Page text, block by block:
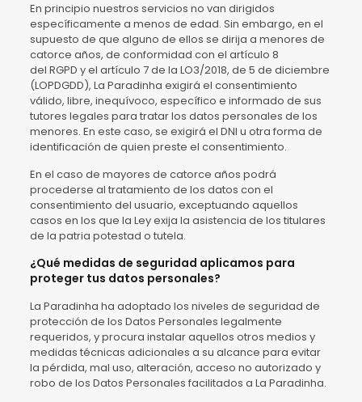
En principio nuestros servicios no van dirigidos
específicamente a menos de edad. Sin embargo, en el
supuesto de que alguno de ellos se dirija a menores de
catorce años, de conformidad con el artículo 8
del RGPD y el artículo 7 de la LO3/2018, de 5 de diciembre
(LOPDGDD), La Paradinha exigirá el consentimiento
válido, libre, inequívoco, específico e informado de sus
tutores legales para tratar los datos personales de los
menores. En este caso, se exigirá el DNI u otra forma de
identificación de quien preste el consentimiento.
En el caso de mayores de catorce años podrá
procederse al tratamiento de los datos con el
consentimiento del usuario, exceptuando aquellos
casos en los que la Ley exija la asistencia de los titulares
de la patria potestad o tutela.
¿Qué medidas de seguridad aplicamos para
proteger tus datos personales?
La Paradinha ha adoptado los niveles de seguridad de
protección de los Datos Personales legalmente
requeridos, y procura instalar aquellos otros medios y
medidas técnicas adicionales a su alcance para evitar
la pérdida, mal uso, alteración, acceso no autorizado y
robo de los Datos Personales facilitados a La Paradinha.